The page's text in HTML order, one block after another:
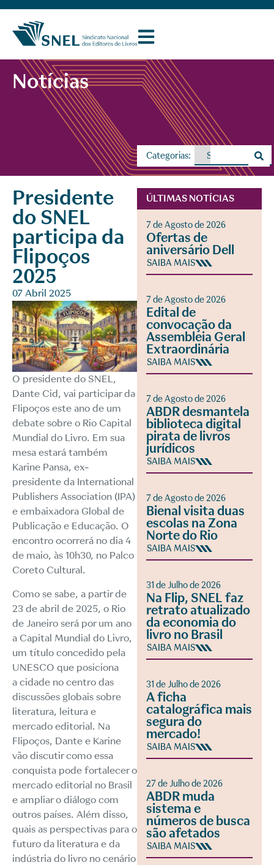
Notícias
Categorias:
Presidente
do SNEL
participa da
Flipoços
2025
07 Abril 2025
O presidente do SNEL,
Dante Cid, vai participar da
Flipoços este ano de um
debate sobre o Rio Capital
Mundial do Livro. Em sua
mesa estará também
Karine Pansa, ex-
presidente da International
Publishers Association (IPA)
e embaixadora Global de
Publicação e Educação. O
encontro ocorrerá no dia 4
de maio, às 10h30, no Palco
Coreto Cultural.
Como se sabe, a partir de
23 de abril de 2025, o Rio
de Janeiro será por um ano
a Capital Mundial do Livro,
um título concedido pela
UNESCO que posiciona
a cidade no centro das
discussões globais sobre
literatura, leitura e
mercado editorial. Na
Flipoços, Dante e Karine
vão discutir como essa
conquista pode fortalecer o
mercado editorial no Brasil
e ampliar o diálogo com
outros países. Além disso,
quais as perspectivas para o
futuro da literatura e da
indústria do livro no cenário
ÚLTIMAS NOTÍCIAS
7 de Agosto de 2026
Ofertas de
aniversário Dell
SAIBA MAIS
7 de Agosto de 2026
Edital de
convocação da
Assembleia Geral
Extraordinária
SAIBA MAIS
7 de Agosto de 2026
ABDR desmantela
biblioteca digital
pirata de livros
jurídicos
SAIBA MAIS
7 de Agosto de 2026
Bienal visita duas
escolas na Zona
Norte do Rio
SAIBA MAIS
31 de Julho de 2026
Na Flip, SNEL faz
retrato atualizado
da economia do
livro no Brasil
SAIBA MAIS
31 de Julho de 2026
A ficha
catalográfica mais
segura do
mercado!
SAIBA MAIS
27 de Julho de 2026
ABDR muda
sistema e
números de busca
são afetados
SAIBA MAIS